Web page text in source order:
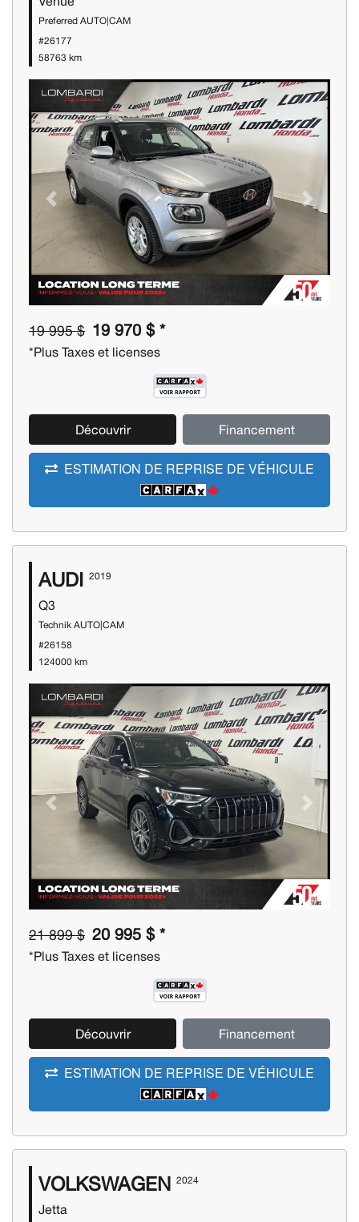
Preferred AUTO|CAM
#26177
58763 km
Previous Next
19 995 $ 19 970 $ *
*Plus Taxes et licenses
Découvrir Financement
ESTIMATION DE REPRISE DE VÉHICULE
AUDI 2019
Q3
Technik AUTO|CAM
#26158
124000 km
Previous Next
21 899 $ 20 995 $ *
*Plus Taxes et licenses
Découvrir Financement
ESTIMATION DE REPRISE DE VÉHICULE
VOLKSWAGEN 2024
Jetta